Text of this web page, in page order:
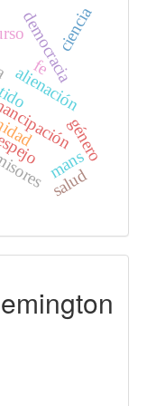
alienación
democraciaciencia
fe
mans
género
salud